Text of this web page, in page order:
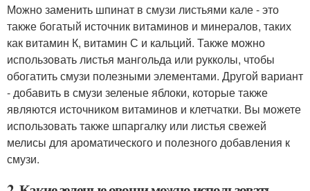
Можно заменить шпинат в смузи листьями кале - это
также богатый источник витаминов и минералов, таких
как витамин К, витамин С и кальций. Также можно
использовать листья мангольда или рукколы, чтобы
обогатить смузи полезными элементами. Другой вариант
- добавить в смузи зеленые яблоки, которые также
являются источником витаминов и клетчатки. Вы можете
использовать также шпаргалку или листья свежей
мелисы для ароматического и полезного добавления к
смузи.